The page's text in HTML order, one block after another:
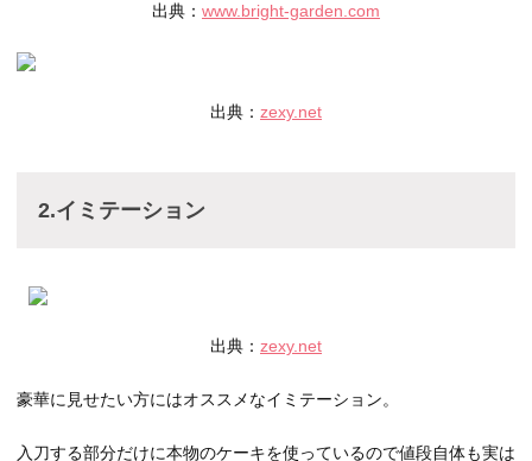
出典： www.bright-garden.com
出典： zexy.net
2.イミテーション
出典： zexy.net
豪華に見せたい方にはオススメなイミテーション。
入刀する部分だけに本物のケーキを使っているので値段自体も実は